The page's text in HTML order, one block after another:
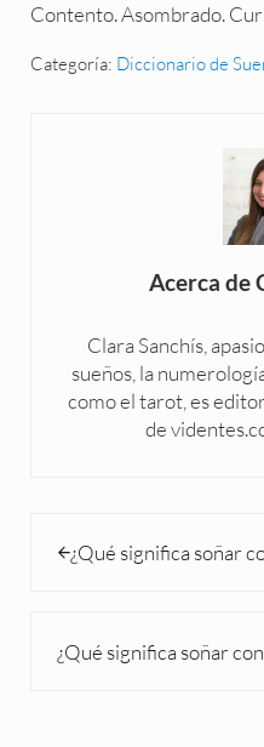
Contento. Asombrado.
Categoría: Diccionario de
Acerca de
Clara Sanchís,
sueños, la
como el tarot, es
de
¿Qué significa soñar
¿Qué significa soñar